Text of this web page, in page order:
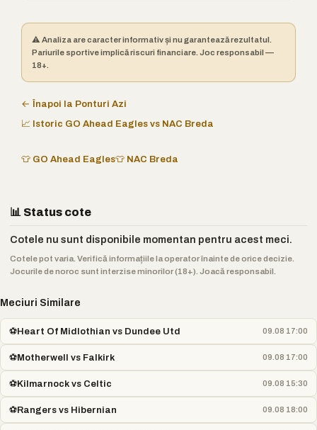
⚠️ Analiza are caracter informativ și nu garantează rezultatul.
Pariurile sportive implică riscuri financiare. Joc responsabil —
18+.
← Înapoi la Ponturi Azi
📈 Istoric GO Ahead Eagles vs NAC Breda
👕 GO Ahead Eagles👕 NAC Breda
📊 Status cote
Cotele nu sunt disponibile momentan pentru acest meci.
Cotele pot varia. Verifică informațiile la operator înainte de orice decizie.
Jocurile de noroc sunt interzise minorilor (18+). Joacă responsabil.
Meciuri Similare
⚽Heart Of Midlothian vs Dundee Utd 09.08 17:00
⚽Motherwell vs Falkirk 09.08 17:00
⚽Kilmarnock vs Celtic 09.08 15:30
⚽Rangers vs Hibernian 09.08 18:00